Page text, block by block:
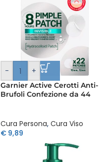
- +
Garnier Active Cerotti Anti-
Brufoli Confezione da 44
Cura Persona, Cura Viso
€ 9,89